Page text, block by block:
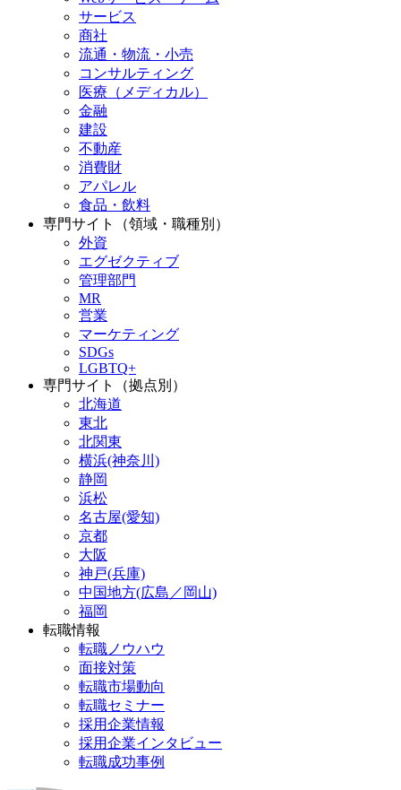
サービス
商社
流通・物流・小売
コンサルティング
医療（メディカル）
金融
建設
不動産
消費財
アパレル
食品・飲料
専門サイト（領域・職種別）
外資
エグゼクティブ
管理部門
MR
営業
マーケティング
SDGs
LGBTQ+
専門サイト（拠点別）
北海道
東北
北関東
横浜(神奈川)
静岡
浜松
名古屋(愛知)
京都
大阪
神戸(兵庫)
中国地方(広島／岡山)
福岡
転職情報
転職ノウハウ
面接対策
転職市場動向
転職セミナー
採用企業情報
採用企業インタビュー
転職成功事例